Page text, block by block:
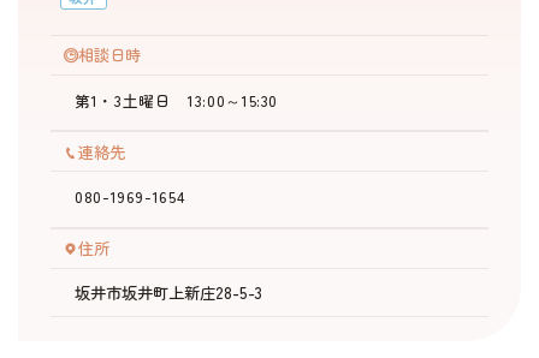
相談日時
第1・3土曜日 13:00～15:30
連絡先
080-1969-1654
住所
坂井市坂井町上新庄28-5-3